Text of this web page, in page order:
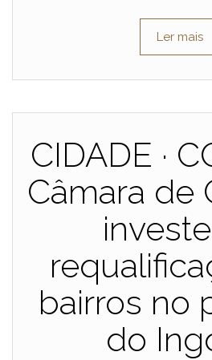
Ler mais
CIDADE ·
Câmara de
bairros no
do